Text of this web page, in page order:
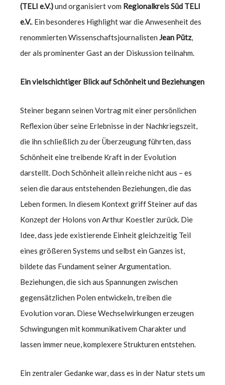
(TELI e.V.)und organisiert vom Regionalkreis Süd TELI
e.V.. Ein besonderes Highlight war die Anwesenheit des
renommierten Wissenschaftsjournalisten Jean Pütz,
der als prominenter Gast an der Diskussion teilnahm.
Ein vielschichtiger Blick auf Schönheit und Beziehungen
Steiner begann seinen Vortrag mit einer persönlichen
Reflexion über seine Erlebnisse in der Nachkriegszeit,
die ihn schließlich zu der Überzeugung führten, dass
Schönheit eine treibende Kraft in der Evolution
darstellt. Doch Schönheit allein reiche nicht aus – es
seien die daraus entstehenden Beziehungen, die das
Leben formen. In diesem Kontext griff Steiner auf das
Konzept der Holons von Arthur Koestler zurück. Die
Idee, dass jede existierende Einheit gleichzeitig Teil
eines größeren Systems und selbst ein Ganzes ist,
bildete das Fundament seiner Argumentation.
Beziehungen, die sich aus Spannungen zwischen
gegensätzlichen Polen entwickeln, treiben die
Evolution voran. Diese Wechselwirkungen erzeugen
Schwingungen mit kommunikativem Charakter und
lassen immer neue, komplexere Strukturen entstehen.
Ein zentraler Gedanke war, dass es in der Natur stets um